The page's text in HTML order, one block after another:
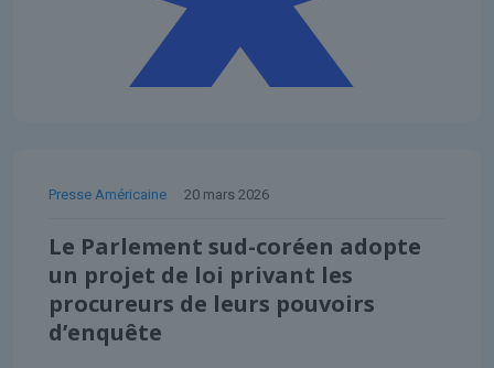
Presse Américaine 20 mars 2026
Le Parlement sud-coréen adopte
un projet de loi privant les
procureurs de leurs pouvoirs
d’enquête